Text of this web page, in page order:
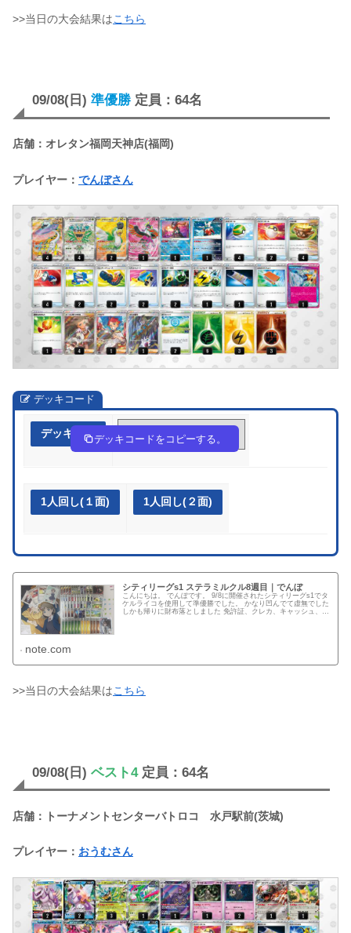
>>当日の大会結果はこちら
09/08(日) 準優勝 定員：64名
店舗：オレタン福岡天神店(福岡)
プレイヤー： でんぼさん
デッキコード
デッキ作成 yUXES3-UKBHfB-S2SppM
デッキコードをコピーする。
1人回し(１面) 1人回し(２面)
シティリーグs1 ステラミルクル8週目｜でんぼ
こんにちは。 でんぼです。 9/8に開催されたシティリーグs1でタ
ケルライコを使用して準優勝でした。 かなり凹んでて虚無でした
しかも帰りに財布落としました 免許証、クレカ、キャッシュ、保
note.com
>>当日の大会結果はこちら
09/08(日) ベスト4定員：64名
店舗：トーナメントセンターバトロコ 水戸駅前(茨城)
プレイヤー： おうむさん